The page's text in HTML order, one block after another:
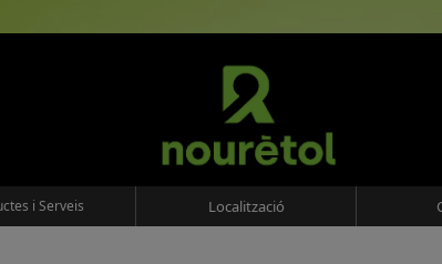
i Serveis Localització